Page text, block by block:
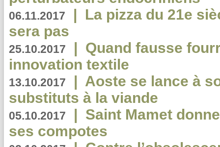
06.11.2017 | La pizza du 21e
sera pas
25.10.2017 | Quand fausse
innovation textile
13.10.2017 | Aoste se lance à
substituts à la viande
05.10.2017 | Saint Mamet
ses compotes